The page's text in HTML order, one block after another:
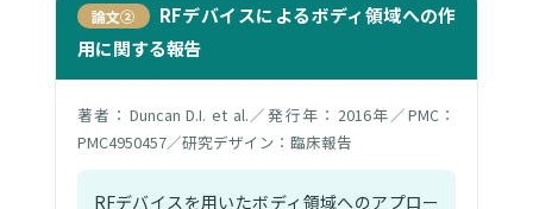
論文②
RFデバイスによるボディ領域への作
用に関する報告
著者：Duncan D.I. et al.／発行年：2016年／PMC：
PMC4950457／研究デザイン：臨床報告
RFデバイスを用いたボディ領域へのアプロー